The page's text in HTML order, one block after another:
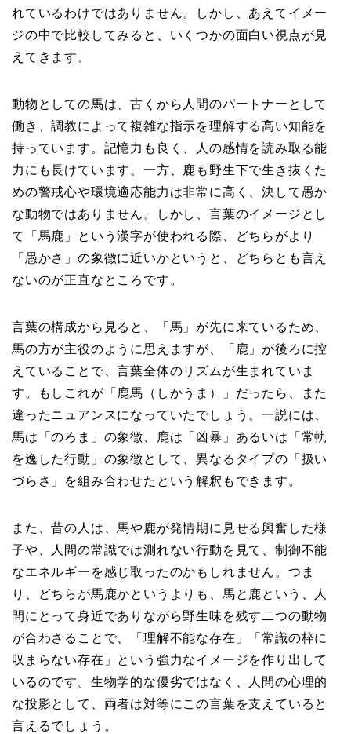
れているわけではありません。しかし、あえてイメー
ジの中で比較してみると、いくつかの面白い視点が見
えてきます。
動物としての馬は、古くから人間のパートナーとして
働き、調教によって複雑な指示を理解する高い知能を
持っています。記憶力も良く、人の感情を読み取る能
力にも長けています。一方、鹿も野生下で生き抜くた
めの警戒心や環境適応能力は非常に高く、決して愚か
な動物ではありません。しかし、言葉のイメージとし
て「馬鹿」という漢字が使われる際、どちらがより
「愚かさ」の象徴に近いかというと、どちらとも言え
ないのが正直なところです。
言葉の構成から見ると、「馬」が先に来ているため、
馬の方が主役のように思えますが、「鹿」が後ろに控
えていることで、言葉全体のリズムが生まれていま
す。もしこれが「鹿馬（しかうま）」だったら、また
違ったニュアンスになっていたでしょう。一説には、
馬は「のろま」の象徴、鹿は「凶暴」あるいは「常軌
を逸した行動」の象徴として、異なるタイプの「扱い
づらさ」を組み合わせたという解釈もできます。
また、昔の人は、馬や鹿が発情期に見せる興奮した様
子や、人間の常識では測れない行動を見て、制御不能
なエネルギーを感じ取ったのかもしれません。つま
り、どちらが馬鹿かというよりも、馬と鹿という、人
間にとって身近でありながら野生味を残す二つの動物
が合わさることで、「理解不能な存在」「常識の枠に
収まらない存在」という強力なイメージを作り出して
いるのです。生物学的な優劣ではなく、人間の心理的
な投影として、両者は対等にこの言葉を支えていると
言えるでしょう。